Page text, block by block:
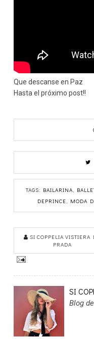
Que descanse en Paz
Hasta el próximo post!!
TAGS: BAILARINA
DEPRINCE
MODA
SI COPPELIA VISTIERA
PRADA
SI
Blog